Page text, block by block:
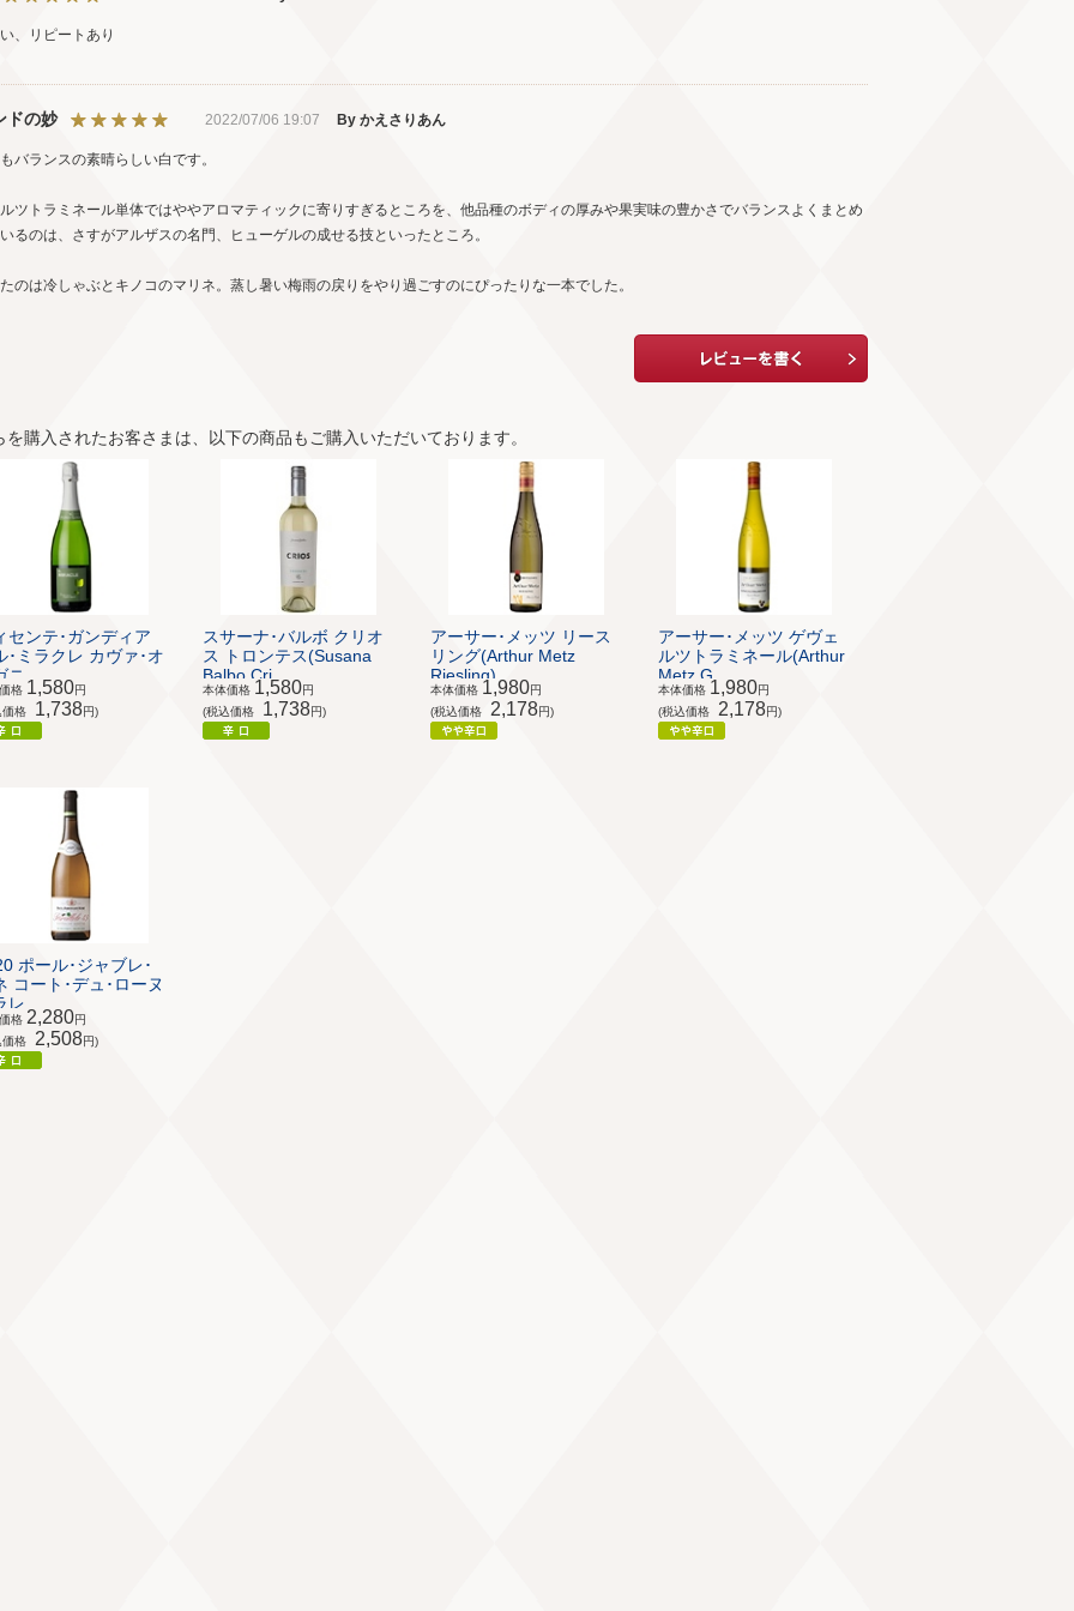
、リピートあり
ドの妙 2022/07/06 19:07 By かえさりあん
バランスの素晴らしい白です。
ツトラミネール単体ではややアロマティックに寄りすぎるところを、他品種のボディの厚みや果実味の豊かさでバランスよくまとめ
るのは、さすがアルザスの名門、ヒューゲルの成せる技といったところ。
のは冷しゃぶとキノコのマリネ。蒸し暑い梅雨の戻りをやり過ごすのにぴったりな一本でした。
を購入されたお客さまは、以下の商品もご購入いただいております。
センテ･ガンディア
･ミラクレ カヴァ･オ
ニ...
格 1,580円
価格
1,738円)
スサーナ･バルボ クリオ
ス トロンテス(Susana
Balbo Cri...
本体価格 1,580円
(税込価格
1,738円)
アーサー･メッツ リース
リング(Arthur Metz
Riesling)
本体価格 1,980円
(税込価格
2,178円)
アーサー･メッツ ゲヴェ
ルツトラミネール(Arthur
Metz G...
本体価格 1,980円
(税込価格
2,178円)
ポール･ジャブレ･
コート･デュ･ローヌ
レ...
格 2,280円
価格
2,508円)